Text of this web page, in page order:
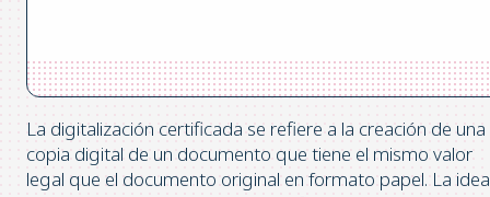
La digitalización certificada se refiere a la creación de una
copia digital de un documento que tiene el mismo valor
legal que el documento original en formato papel. La idea